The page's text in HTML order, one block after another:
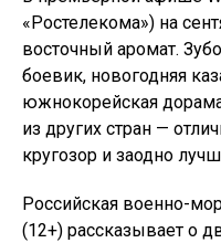
«Ростелекома») на
восточный аромат.
боевик, новогодняя
южнокорейская
из других стран —
кругозор и заодно
Российская военно-
(12+) рассказывает о